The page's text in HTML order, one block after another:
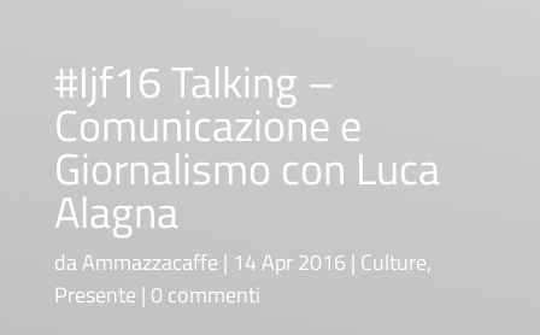
#Ijf16 Talking –
Comunicazione e
Giornalismo con Luca
Alagna
daAmmazzacaffe 14 Apr 2016 Culture,
Presente 0 commenti